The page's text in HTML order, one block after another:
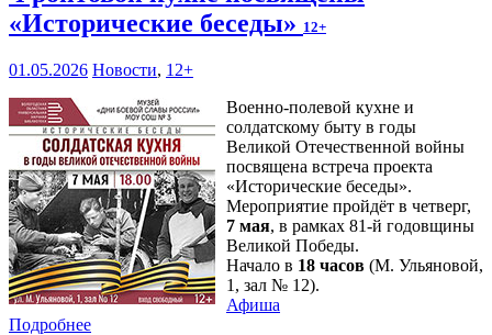
«Исторические беседы» 12+
01.05.2026 Новости, 12+
Военно-полевой кухне и
солдатскому быту в годы
Великой Отечественной войны
посвящена встреча проекта
«Исторические беседы».
Мероприятие пройдёт в четверг,
7 мая, в рамках 81-й годовщины
Великой Победы.
Начало в 18 часов (М. Ульяновой,
1, зал № 12).
Афиша
Подробнее